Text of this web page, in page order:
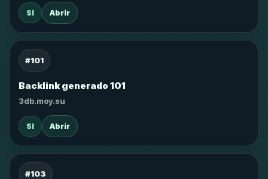
SI Abrir
#101
Backlink generado 101
3db.moy.su
SI Abrir
#103